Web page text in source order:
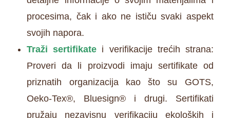
procesima, čak i ako ne ističu svaki aspekt
svojih napora.
Traži sertifikate i verifikacije trećih strana:
Proveri da li proizvodi imaju sertifikate od
priznatih organizacija kao što su GOTS,
Oeko-Tex®, Bluesign® i drugi. Sertifikati
pružaju nezavisnu verifikaciju ekoloških i